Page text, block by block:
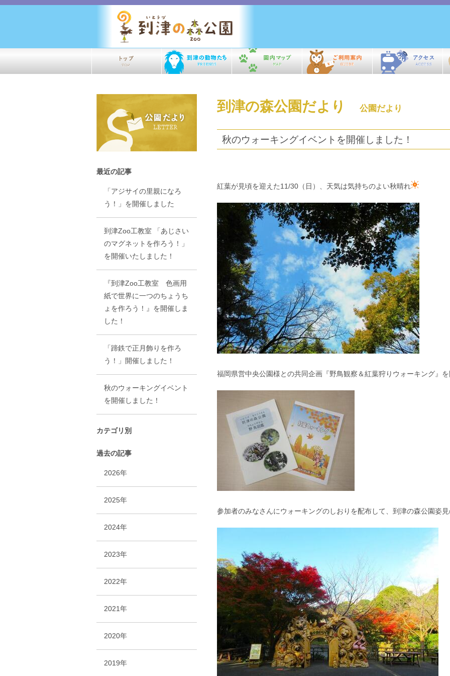
到津の森公園だより 公園だより
秋のウォーキングイベントを開催しました！
紅葉が見頃を迎えた11/30（日）、天気は気持ちのよい秋晴れ
福岡県営中央公園様との共同企画『野鳥観察＆紅葉狩りウォーキング』
参加者のみなさんにウォーキングのしおりを配布して、到津の森公園姿
最近の記事
「アジサイの里親になろ
う！」を開催しました
到津Zoo工教室 「あじさい
のマグネットを作ろう！」
を開催いたしました！
『到津Zoo工教室 色画用
紙で世界に一つのちょうち
ょを作ろう！』を開催しま
した！
「蹄鉄で正月飾りを作ろ
う！」開催しました！
秋のウォーキングイベント
を開催しました！
カテゴリ別
過去の記事
2026年
2025年
2024年
2023年
2022年
2021年
2020年
2019年